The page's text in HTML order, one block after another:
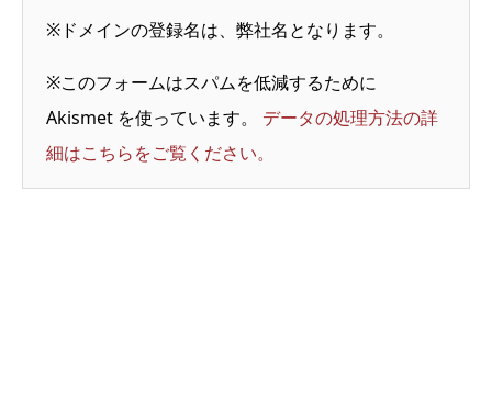
※ドメインの登録名は、弊社名となります。
※このフォームはスパムを低減するために
Akismet を使っています。 データの処理方法の詳
細はこちらをご覧ください。